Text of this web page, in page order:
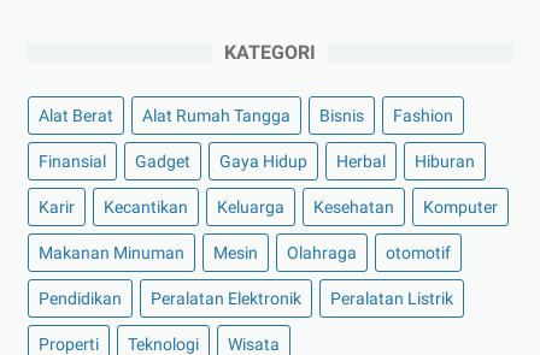
KATEGORI
Alat Berat Alat Rumah Tangga Bisnis Fashion
Finansial Gadget Gaya Hidup Herbal Hiburan
Karir Kecantikan Keluarga Kesehatan Komputer
Makanan Minuman Mesin Olahraga otomotif
Pendidikan Peralatan Elektronik Peralatan Listrik
Properti Teknologi Wisata